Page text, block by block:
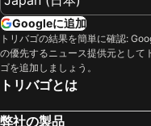
ホテルリブマックス 町田
ビジネスホテルほまれ
府中アーバンホテル別館
Ｒ＆Ｂホテル八王子
ホテルケヤキゲート東京府
富士急ハイランド
浅草駅
箱根湯本温泉
浜名湖
東京ドームシティ
Googleに追加
トリバゴの結果を簡単に確認:
の優先するニュース提供元として
ゴを追加しましょう。
トリバゴとは
弊社の製品